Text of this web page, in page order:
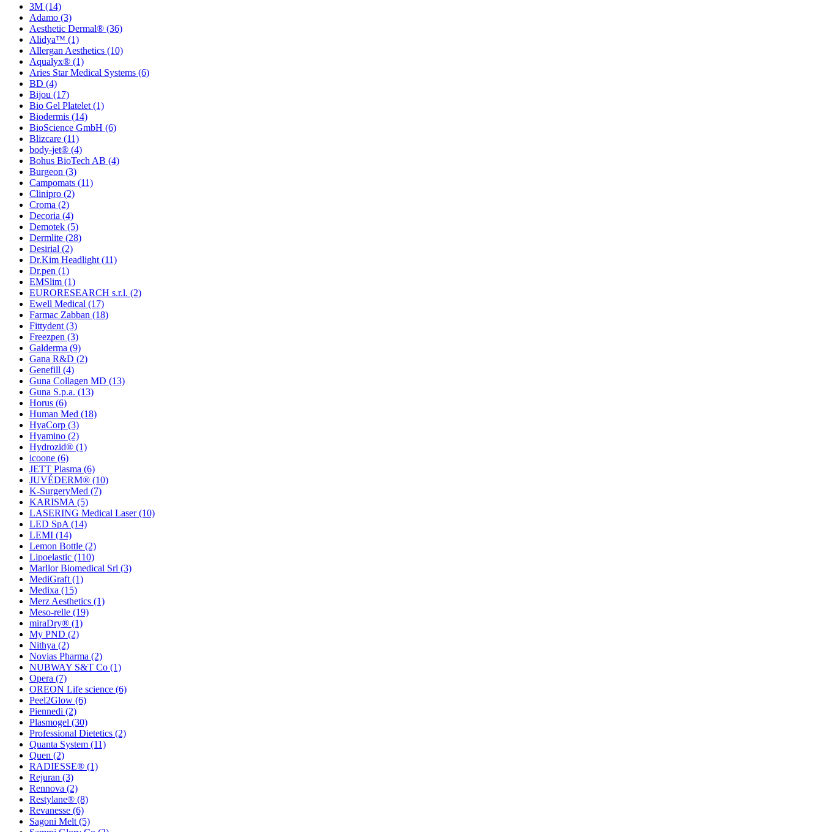
3M (14)
Adamo (3)
Aesthetic Dermal® (36)
Alidya™ (1)
Allergan Aesthetics (10)
Aqualyx® (1)
Aries Star Medical Systems (6)
BD (4)
Bijou (17)
Bio Gel Platelet (1)
Biodermis (14)
BioScience GmbH (6)
Blizcare (11)
body-jet® (4)
Bohus BioTech AB (4)
Burgeon (3)
Campomats (11)
Clinipro (2)
Croma (2)
Decoria (4)
Demotek (5)
Dermlite (28)
Desirial (2)
Dr.Kim Headlight (11)
Dr.pen (1)
EMSlim (1)
EURORESEARCH s.r.l. (2)
Ewell Medical (17)
Farmac Zabban (18)
Fittydent (3)
Freezpen (3)
Galderma (9)
Gana R&D (2)
Genefill (4)
Guna Collagen MD (13)
Guna S.p.a. (13)
Horus (6)
Human Med (18)
HyaCorp (3)
Hyamino (2)
Hydrozid® (1)
icoone (6)
JETT Plasma (6)
JUVÉDERM® (10)
K-SurgeryMed (7)
KARISMA (5)
LASERING Medical Laser(10)
LED SpA (14)
LEMI (14)
Lemon Bottle (2)
Lipoelastic (110)
Marllor Biomedical Srl (3)
MediGraft (1)
Medixa (15)
Merz Aesthetics (1)
Meso-relle (19)
miraDry® (1)
My PND (2)
Nithya (2)
Novias Pharma (2)
NUBWAY S&T Co (1)
Opera (7)
OREON Life science (6)
Peel2Glow (6)
Piennedi (2)
Plasmogel (30)
Professional Dietetics (2)
Quanta System (11)
Quen (2)
RADIESSE® (1)
Rejuran (3)
Rennova (2)
Restylane® (8)
Revanesse (6)
Sagoni Melt (5)